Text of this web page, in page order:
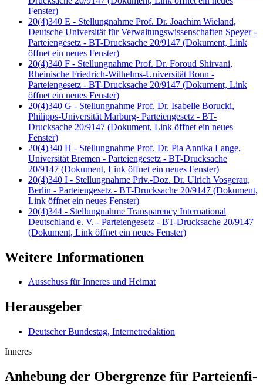
Fenster)
20(4)340 E - Stellungnahme Prof. Dr. Joachim Wieland,
Deutsche Universität für Verwaltungswissenschaften Speyer -
Parteiengesetz - BT-Drucksache 20/9147 (Dokument, Link
öffnet ein neues Fenster)
20(4)340 F - Stellungnahme Prof. Dr. Foroud Shirvani,
Rheinische Friedrich-Wilhelms-Universität Bonn -
Parteiengesetz - BT-Drucksache 20/9147 (Dokument, Link
öffnet ein neues Fenster)
20(4)340 G - Stellungnahme Prof. Dr. Isabelle Borucki,
Philipps-Universität Marburg- Parteiengesetz - BT-
Drucksache 20/9147 (Dokument, Link öffnet ein neues
Fenster)
20(4)340 H - Stellungnahme Prof. Dr. Pia Annika Lange,
Universität Bremen - Parteiengesetz - BT-Drucksache
20/9147 (Dokument, Link öffnet ein neues Fenster)
20(4)340 I - Stellungnahme Priv.-Doz. Dr. Ulrich Vosgerau,
Berlin - Parteiengesetz - BT-Drucksache 20/9147 (Dokument,
Link öffnet ein neues Fenster)
20(4)344 - Stellungnahme Transparency International
Deutschland e. V. - Parteiengesetz - BT-Drucksache 20/9147
(Dokument, Link öffnet ein neues Fenster)
Weitere Informationen
Ausschuss für Inneres und Heimat
Herausgeber
Deutscher Bundestag, Internetredaktion
Inneres
Anhebung der Ober­gren­ze für Parteienfi­